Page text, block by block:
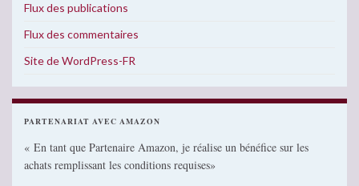
Flux des publications
Flux des commentaires
Site de WordPress-FR
PARTENARIAT AVEC AMAZON
« En tant que Partenaire Amazon, je réalise un bénéfice sur les
achats remplissant les conditions requises»